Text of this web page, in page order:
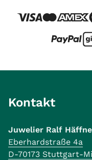
Kontakt
Juwelier Ralf
Eberhardstraße 4a
D-70173 Stuttgart-